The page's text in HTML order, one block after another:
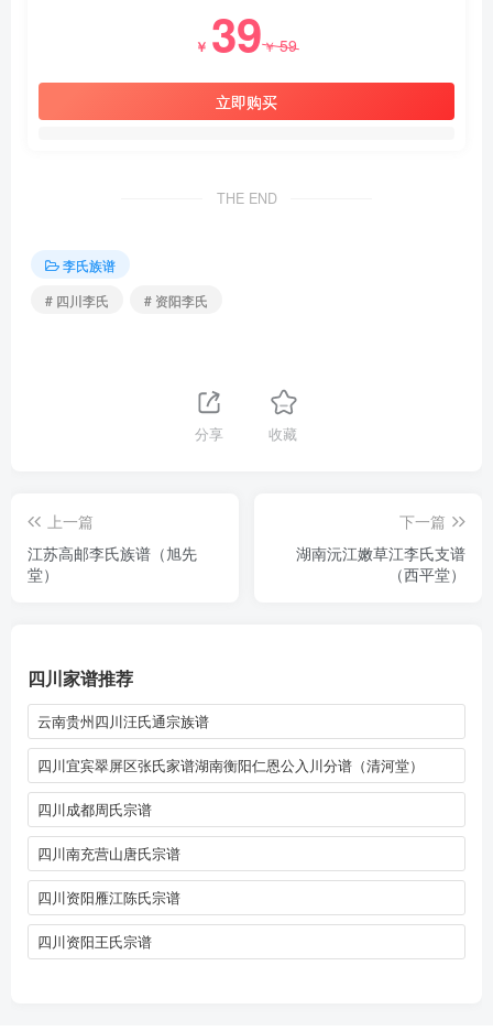
￥ 39￥59
立即购买
THE END
李氏族谱
# 四川李氏
# 资阳李氏
分享 收藏
上一篇
江苏高邮李氏族谱（旭先
堂）
下一篇
湖南沅江嫩草江李氏支谱
（西平堂）
四川家谱推荐
云南贵州四川汪氏通宗族谱
四川宜宾翠屏区张氏家谱湖南衡阳仁恩公入川分谱（清河堂）
四川成都周氏宗谱
四川南充营山唐氏宗谱
四川资阳雁江陈氏宗谱
四川资阳王氏宗谱